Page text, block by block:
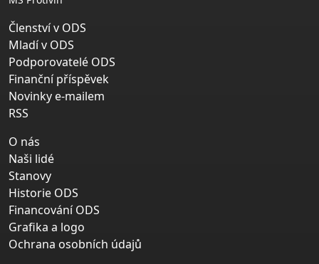
Členství v ODS
Mladí v ODS
Podporovatelé ODS
Finanční příspěvek
Novinky e-mailem
RSS
O nás
Naši lidé
Stanovy
Historie ODS
Financování ODS
Grafika a logo
Ochrana osobních údajů